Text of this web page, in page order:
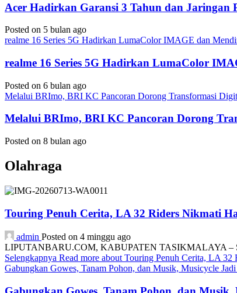
Acer Hadirkan Garansi 3 Tahun dan Jaringan
Posted on 5 bulan ago
realme 16 Series 5G Hadirkan LumaColor IMAGE dan
realme 16 Series 5G Hadirkan LumaColor
Posted on 6 bulan ago
Melalui BRImo, BRI KC Pancoran Dorong Transformasi
Melalui BRImo, BRI KC Pancoran Dorong
Posted on 8 bulan ago
Olahraga
Touring Penuh Cerita, LA 32 Riders Nikmati
admin Posted on 4 minggu ago
LIPUTANBARU.COM, KABUPATEN TASIKMALAYA –
Selengkapnya Read more about Touring Penuh Cerita, LA 32
Gabungkan Gowes, Tanam Pohon, dan Musik, Musicycle